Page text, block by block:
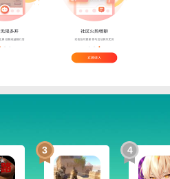
家忙碌时无法实时在线的问
可视化用于显示记录和统计
戏习惯和喜好，推荐适合传
传奇游戏并提供离线挂机战
游戏资源丰富、离线挂机功能
3 4